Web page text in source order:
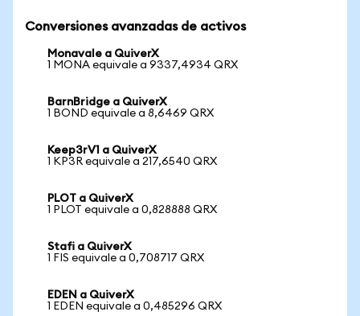
Conversiones avanzadas de activos
Monavale a QuiverX
1 MONA equivale a 9337,4934 QRX
BarnBridge a QuiverX
1 BOND equivale a 8,6469 QRX
Keep3rV1 a QuiverX
1 KP3R equivale a 217,6540 QRX
PLOT a QuiverX
1 PLOT equivale a 0,828888 QRX
Stafi a QuiverX
1 FIS equivale a 0,708717 QRX
EDEN a QuiverX
1 EDEN equivale a 0,485296 QRX